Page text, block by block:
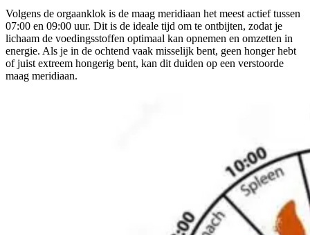
Volgens de orgaanklok is de maag meridiaan het meest actief tussen
07:00 en 09:00 uur. Dit is de ideale tijd om te ontbijten, zodat je
lichaam de voedingsstoffen optimaal kan opnemen en omzetten in
energie. Als je in de ochtend vaak misselijk bent, geen honger hebt
of juist extreem hongerig bent, kan dit duiden op een verstoorde
maag meridiaan.